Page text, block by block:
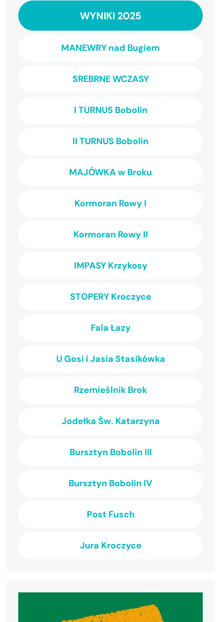
WYNIKI 2025
MANEWRY nad Bugiem
SREBRNE WCZASY
I TURNUS Bobolin
II TURNUS Bobolin
MAJÓWKA w Broku
Kormoran Rowy I
Kormoran Rowy II
IMPASY Krzykosy
STOPERY Kroczyce
Fala Łazy
U Gosi i Jasia Stasikówka
Rzemieślnik Brok
Jodełka Św. Katarzyna
Bursztyn Bobolin III
Bursztyn Bobolin IV
Post Fusch
Jura Kroczyce